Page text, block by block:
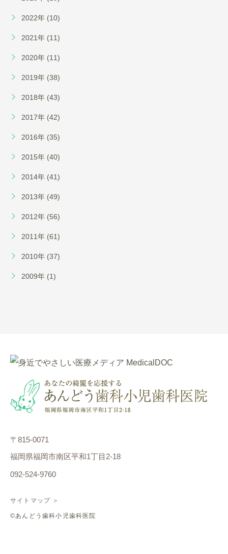
2022年 (10)
2021年 (11)
2020年 (11)
2019年 (38)
2018年 (43)
2017年 (42)
2016年 (35)
2015年 (40)
2014年 (41)
2013年 (49)
2012年 (56)
2011年 (61)
2010年 (37)
2009年 (1)
〒815-0071
福岡県福岡市南区平和1丁目2-18
092-524-9760
サイトマップ ＞
©あんどう歯科小児歯科医院